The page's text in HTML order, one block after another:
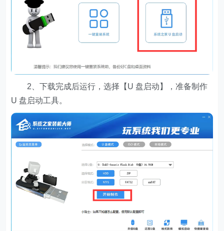
2、下载完成后运行，选择【U 盘启动】，准备制作
U 盘启动工具。